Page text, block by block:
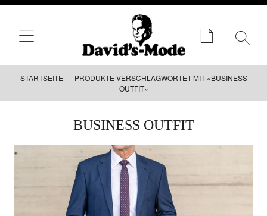
springen
STARTSEITE – PRODUKTE VERSCHLAGWORTET MIT «BUSINESS
OUTFIT»
BUSINESS OUTFIT